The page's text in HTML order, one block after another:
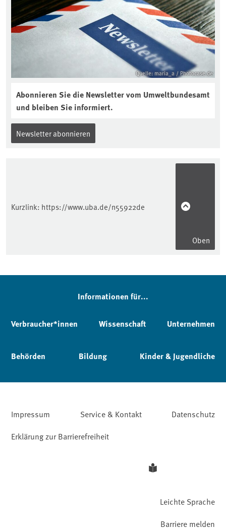
Quelle: maria_a / Photocase.de
Abonnieren Sie die Newsletter vom Umweltbundesamt
und bleiben Sie informiert.
Newsletter abonnieren
Kurzlink: https://www.uba.de/n55922de
Oben
Informationen für...
Verbraucher*innen Wissenschaft Unternehmen
Behörden Bildung Kinder & Jugendliche
Impressum Service & Kontakt
Datenschutz
Erklärung zur Barrierefreiheit
Leichte Sprache
Barriere melden